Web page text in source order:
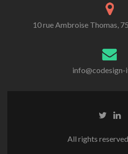
10 rue Ambroise Thomas,
info@codesign-
All rights